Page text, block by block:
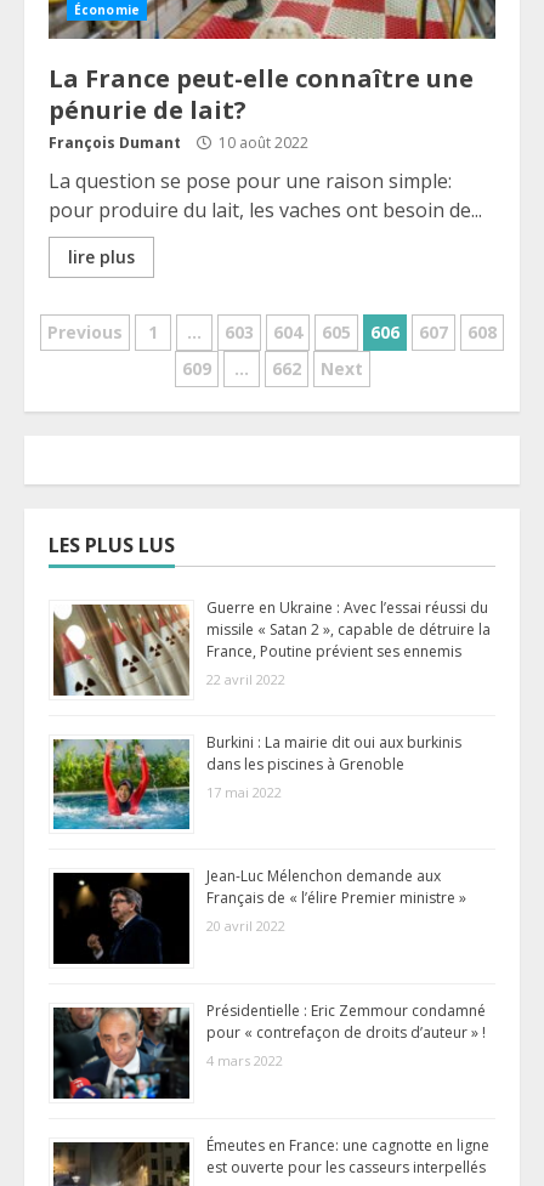
Économie
La France peut-elle connaître une
pénurie de lait?
François Dumant 10 août 2022
La question se pose pour une raison simple:
pour produire du lait, les vaches ont besoin de...
lire plus
Pagination
Previous 1 … 603 604 605 606 607
608
609
… 662 Next
LES PLUS LUS
Guerre en Ukraine : Avec l’essai réussi du
missile « Satan 2 », capable de détruire la
France, Poutine prévient ses ennemis
22 avril 2022
Burkini : La mairie dit oui aux burkinis
dans les piscines à Grenoble
17 mai 2022
Jean-Luc Mélenchon demande aux
Français de « l’élire Premier ministre »
20 avril 2022
Présidentielle : Eric Zemmour condamné
pour « contrefaçon de droits d’auteur » !
4 mars 2022
Émeutes en France: une cagnotte en ligne
est ouverte pour les casseurs interpellés